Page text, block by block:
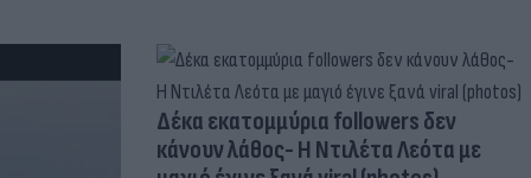
Δέκα εκατομμύρια followers δεν
κάνουν λάθος- Η Ντιλέτα Λεότα με